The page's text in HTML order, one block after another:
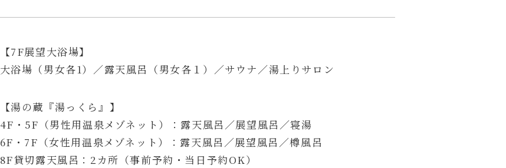
【7F展望大浴場】
大浴場（男女各1）／露天風呂（男女各１）／サウナ／湯上りサロン
【湯の蔵『湯っくら』】
4F・5F（男性用温泉メゾネット）：露天風呂／展望風呂／寝湯
6F・7F（女性用温泉メゾネット）：露天風呂／展望風呂／樽風呂
8F貸切露天風呂：2カ所（事前予約・当日予約OK）